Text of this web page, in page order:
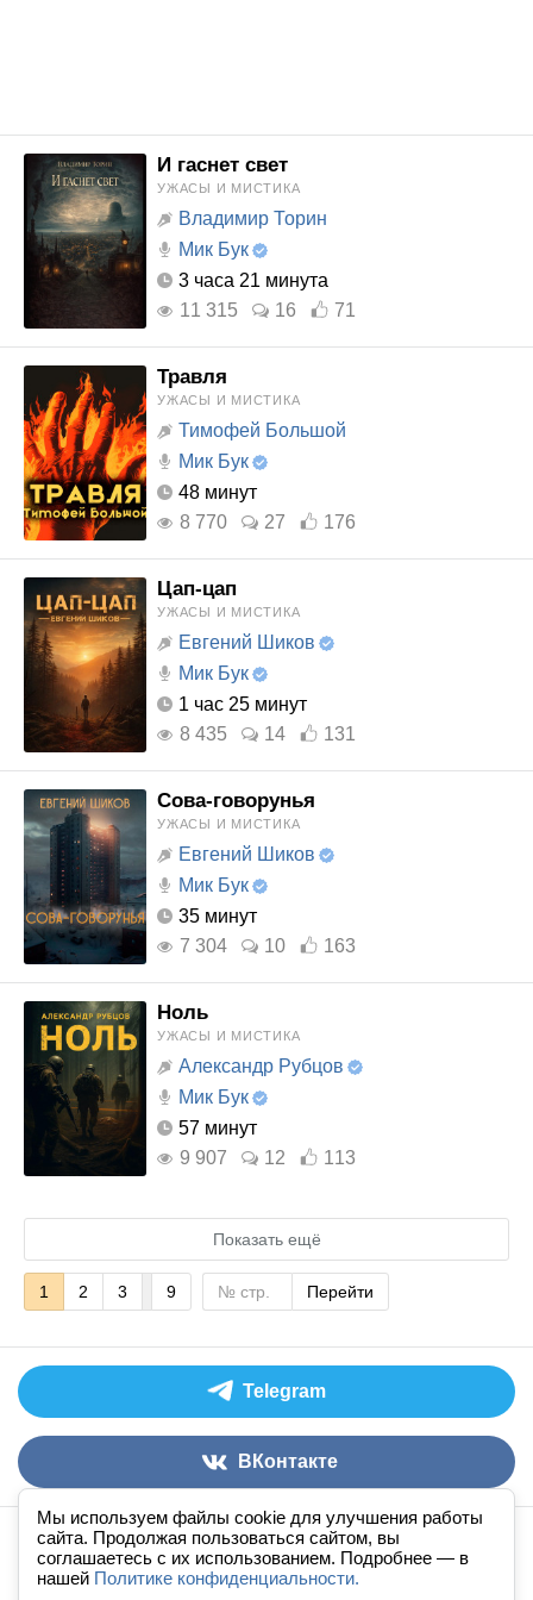
Мы используем файлы cookie для улучшения работы
сайта. Продолжая пользоваться сайтом, вы
соглашаетесь с их использованием. Подробнее — в
нашей Политике конфиденциальности.
И гаснет свет
УЖАСЫ И МИСТИКА
Владимир Торин
Мик Бук
3 часа 21 минута
11 315
16 71
Травля
УЖАСЫ И МИСТИКА
Тимофей Большой
Мик Бук
48 минут
8 770
27 176
Цап-цап
УЖАСЫ И МИСТИКА
Евгений Шиков
Мик Бук
1 час 25 минут
8 435
14 131
Сова-говорунья
УЖАСЫ И МИСТИКА
Евгений Шиков
Мик Бук
35 минут
7 304
10 163
Ноль
УЖАСЫ И МИСТИКА
Александр Рубцов
Мик Бук
57 минут
9 907
12 113
Показать ещё
1 2 3 9 Перейти
Telegram
ВКонтакте
Аудиокниги слушать онлайн книгав ухе
По всем вопросам:admin@knigavuhe.ru